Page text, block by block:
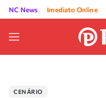
NC News Imediato Online
CENÁRIO